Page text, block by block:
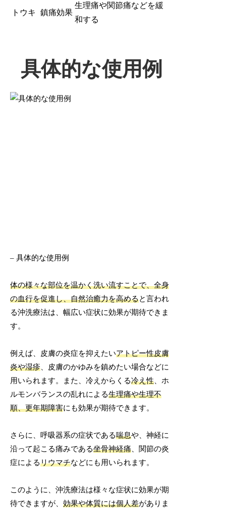
トウキ 鎮痛効果
生理痛や関節痛などを緩
和する
具体的な使用例
– 具体的な使用例
体の様々な部位を温かく洗い流すことで、全身
の血行を促進し、自然治癒力を高めると言われ
る沖洗療法は、幅広い症状に効果が期待できま
す。
例えば、皮膚の炎症を抑えたいアトピー性皮膚
炎や湿疹 、皮膚のかゆみを鎮めたい場合などに
用いられます。また、冷えからくる冷え性 、ホ
ルモンバランスの乱れによる生理痛や生理不
順、更年期障害にも効果が期待できます。
さらに、呼吸器系の症状である喘息や、神経に
沿って起こる痛みである坐骨神経痛 、関節の炎
症によるリウマチなどにも用いられます。
このように、沖洗療法は様々な症状に効果が期
待できますが、効果や体質には個人差がありま